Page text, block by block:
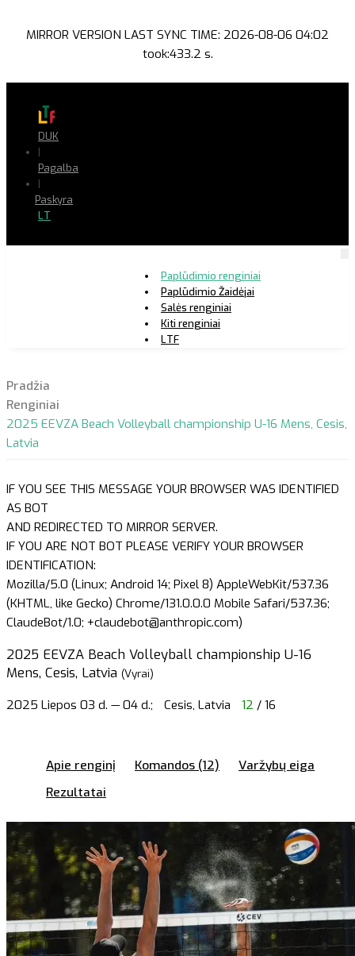
MIRROR VERSION LAST SYNC TIME: 2026-08-06 04:02
took:433.2 s.
DUK
|
Pagalba
|
Paskyra
LT
Paplūdimio renginiai
Paplūdimio Žaidėjai
Salės renginiai
Kiti renginiai
LTF
Pradžia
Renginiai
2025 EEVZA Beach Volleyball championship U-16 Mens, Cesis,
Latvia
IF YOU SEE THIS MESSAGE YOUR BROWSER WAS IDENTIFIED
AS BOT
AND REDIRECTED TO MIRROR SERVER.
IF YOU ARE NOT BOT PLEASE VERIFY YOUR BROWSER
IDENTIFICATION:
Mozilla/5.0 (Linux; Android 14; Pixel 8) AppleWebKit/537.36
(KHTML, like Gecko) Chrome/131.0.0.0 Mobile Safari/537.36;
ClaudeBot/1.0; +claudebot@anthropic.com)
2025 EEVZA Beach Volleyball championship U-16
Mens, Cesis, Latvia (Vyrai)
2025 Liepos 03 d. — 04 d.; Cesis, Latvia 12 / 16
Apie renginį Komandos (12)
Varžybų eiga
Rezultatai